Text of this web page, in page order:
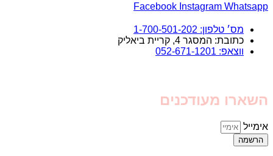
Facebook Instagram Whatsapp
מס׳ טלפון: 1-700-501-202
כתובת: המסגר 4, קריית ביאליק
ווצאפ: 052-671-1201
השארו מעודכנים
אימייל
הרשמה